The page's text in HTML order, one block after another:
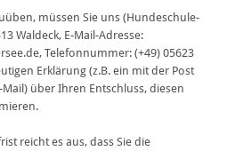
müssen Sie uns (Hundeschule-
Waldeck, E-Mail-Adresse:
Telefonnummer: (+49) 05623
Erklärung (z.B. ein mit der Post
über Ihren Entschluss, diesen
reicht es aus, dass Sie die